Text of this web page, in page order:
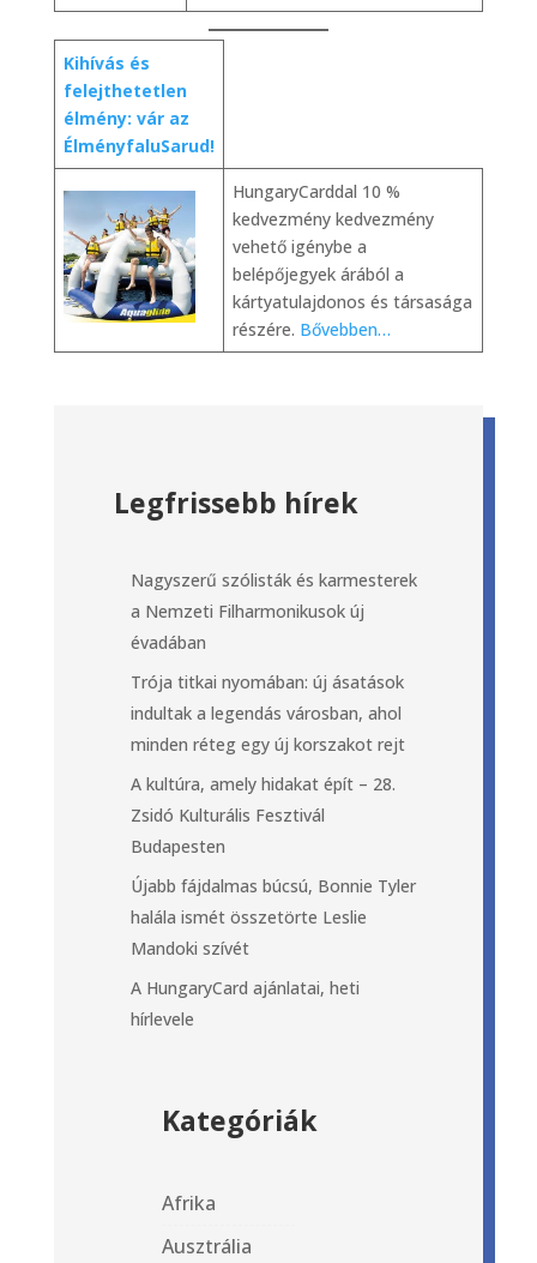
Kihívás és
felejthetetlen
élmény: vár az
ÉlményfaluSarud!
HungaryCarddal 10 %
kedvezmény kedvezmény
vehető igénybe a
belépőjegyek árából a
kártyatulajdonos és társasága
részére. Bővebben…
Legfrissebb hírek
Nagyszerű szólisták és karmesterek
a Nemzeti Filharmonikusok új
évadában
Trója titkai nyomában: új ásatások
indultak a legendás városban, ahol
minden réteg egy új korszakot rejt
A kultúra, amely hidakat épít – 28.
Zsidó Kulturális Fesztivál
Budapesten
Újabb fájdalmas búcsú, Bonnie Tyler
halála ismét összetörte Leslie
Mandoki szívét
A HungaryCard ajánlatai, heti
hírlevele
Kategóriák
Afrika
Ausztrália